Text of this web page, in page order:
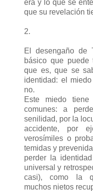
era y lo que se
que su revelación
2.
El desengaño de
básico que
que es, que se
identidad: el
no.
Este miedo tiene
comunes: a
senilidad, por la
accidente, por
verosímiles o
temidas y
perder la
universal y
casi), como la
muchos nietos